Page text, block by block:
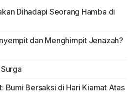
Dihadapi Seorang Hamba di
dan Menghimpit Jenazah?
Bumi Bersaksi di Hari Kiamat Atas